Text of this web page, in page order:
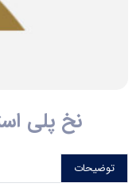
نخ پلی
توضیحات